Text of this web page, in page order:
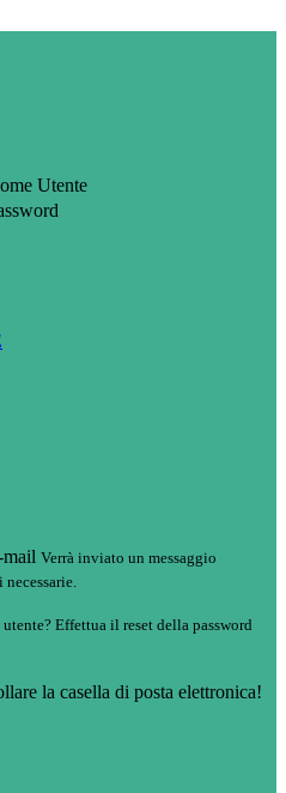
Utente
Verrà inviato un messaggio
Effettua il reset della password
la casella di posta elettronica!